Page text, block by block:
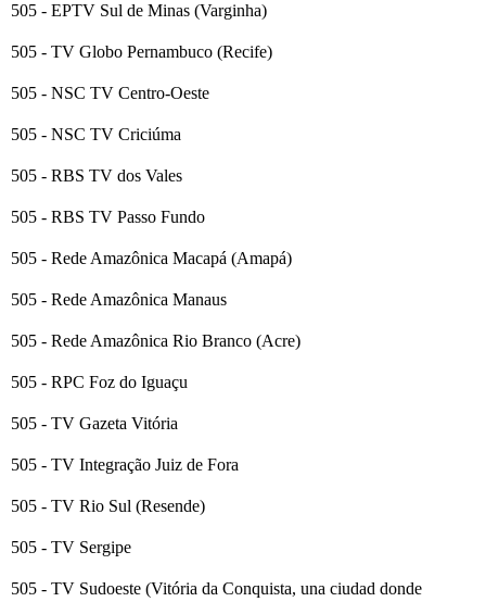
505 - EPTV Sul de Minas (Varginha)
505 - TV Globo Pernambuco (Recife)
505 - NSC TV Centro-Oeste
505 - NSC TV Criciúma
505 - RBS TV dos Vales
505 - RBS TV Passo Fundo
505 - Rede Amazônica Macapá (Amapá)
505 - Rede Amazônica Manaus
505 - Rede Amazônica Rio Branco (Acre)
505 - RPC Foz do Iguaçu
505 - TV Gazeta Vitória
505 - TV Integração Juiz de Fora
505 - TV Rio Sul (Resende)
505 - TV Sergipe
505 - TV Sudoeste (Vitória da Conquista, una ciudad donde